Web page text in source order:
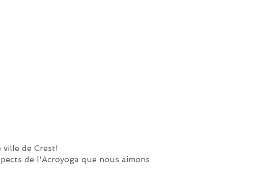
ville de Crest!
de l'Acroyoga que nous aimons